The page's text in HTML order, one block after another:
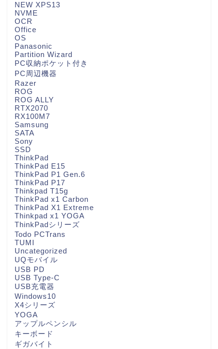
NEW XPS13
NVME
OCR
Office
OS
Panasonic
Partition Wizard
PC収納ポケット付き
PC周辺機器
Razer
ROG
ROG ALLY
RTX2070
RX100M7
Samsung
SATA
Sony
SSD
ThinkPad
ThinkPad E15
ThinkPad P1 Gen.6
ThinkPad P17
Thinkpad T15g
ThinkPad x1 Carbon
ThinkPad X1 Extreme
Thinkpad x1 YOGA
ThinkPadシリーズ
Todo PCTrans
TUMI
Uncategorized
UQモバイル
USB PD
USB Type-C
USB充電器
Windows10
X4シリーズ
YOGA
アップルペンシル
キーボード
ギガバイト